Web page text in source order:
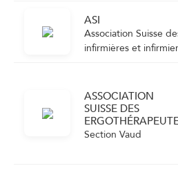
ASI
Association Suisse
infirmières et
ASSOCIATION
SUISSE DES
Section Vaud